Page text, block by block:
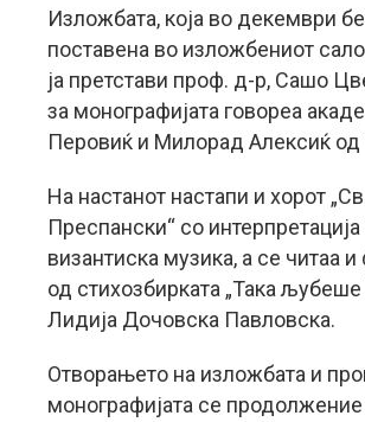
Изложбата, која во декември
поставена во изложбениот
ја претстави проф. д-р, Сашо
за монографијата говореа
Перовиќ и Милорад Алексиќ од
На настанот настапи и хорот
Преспански“ со
византиска музика, а се читаа
од стихозбирката „Така
Лидија Дочовска Павловска.
Отворањето на изложбата и
монографијата се продолжение